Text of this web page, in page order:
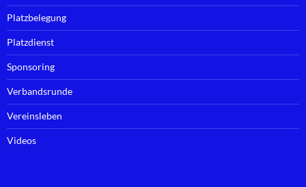
Platzbelegung
Platzdienst
Sponsoring
Verbandsrunde
Vereinsleben
Videos